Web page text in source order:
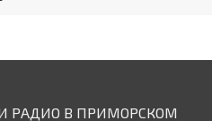
РАДИО В ПРИМОРСКОМ